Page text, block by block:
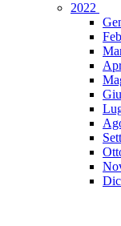
2022